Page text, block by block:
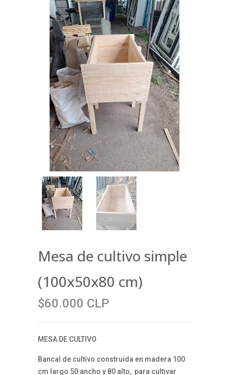
Mesa de cultivo simple
(100x50x80 cm)
$60.000 CLP
MESA DE CULTIVO
Bancal de cultivo construida en madera 100
cm largo 50 ancho y 80 alto, para cultivar